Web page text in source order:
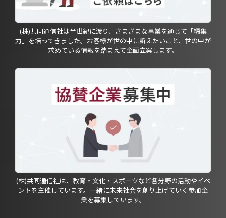
(株)共同通信社は半世紀に渡り、さまざまな事業を通じて「編集
力」を培ってきました。お客様が世の中に訴えたいこと、世の中が
求めている情報を踏まえて企画立案します。
(株)共同通信社は、教育・文化・スポーツなど各分野の活動やイベ
ントを主催しています。一緒に未来社会を創り上げていく参加企
業を募集しています。